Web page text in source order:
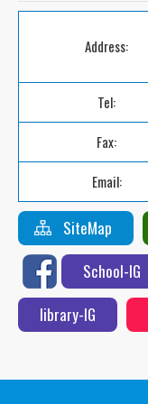
Address:
Tel:
Fax:
Email:
SiteMap
School-IG
library-IG